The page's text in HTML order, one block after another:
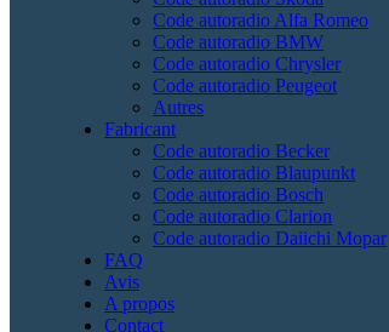
Code autoradio Alfa Romeo
Code autoradio BMW
Code autoradio Chrysler
Code autoradio Peugeot
Autres
Fabricant
Code autoradio Becker
Code autoradio Blaupunkt
Code autoradio Bosch
Code autoradio Clarion
Code autoradio Daiichi Mopar
FAQ
Avis
A propos
Contact